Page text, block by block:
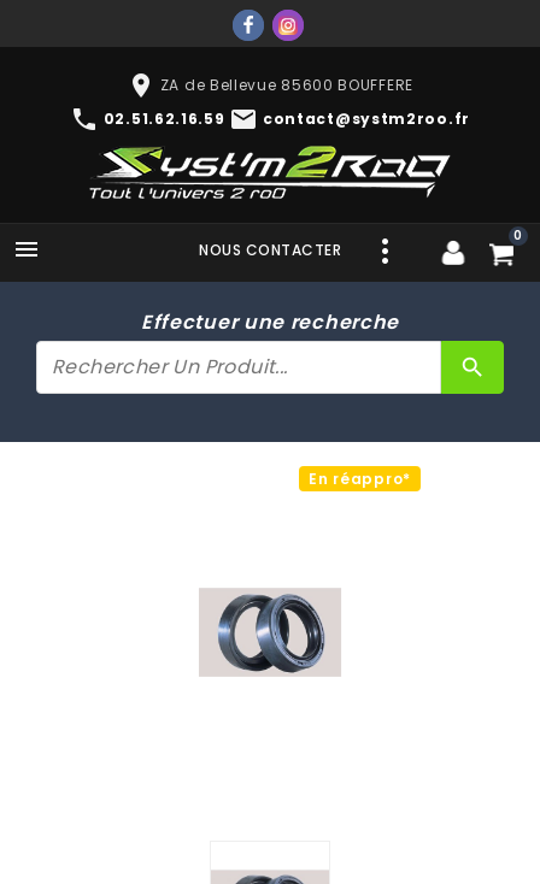
place ZA de Bellevue 85600 BOUFFERE
phone 02.51.62.16.59 mail contact@systm2roo.fr
 0
NOUS CONTACTER
Effectuer une recherche
search
En réappro*